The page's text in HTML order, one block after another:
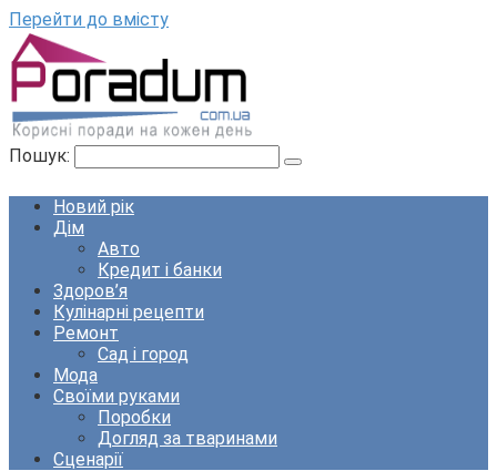
Перейти до вмісту
Пошук:
Новий рік
Дім
Авто
Кредит і банки
Здоров’я
Кулінарні рецепти
Ремонт
Сад і город
Мода
Своїми руками
Поробки
Догляд за тваринами
Сценарії